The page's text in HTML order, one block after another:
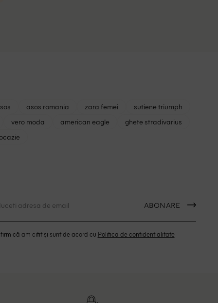
asos romania zara femei
sutiene triumph
vero moda american eagle
ghete stradivarius
ABONARE
că am citit și sunt de acord cu Politica de confidentialitate